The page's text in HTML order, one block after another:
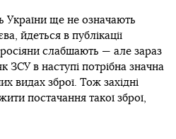
України ще не означають
йдеться в публікації
слабшають — але зараз
ЗСУ в наступі потрібна значна
видах зброї. Тож західні
постачання такої зброї,